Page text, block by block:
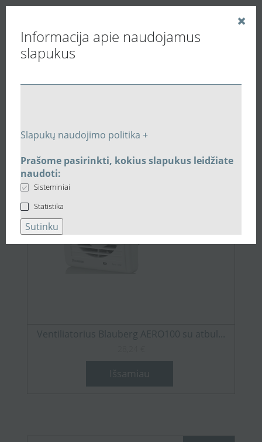
Informacija apie naudojamus
slapukus
Slapukų naudojimo politika +
Prašome pasirinkti, kokius slapukus leidžiate
naudoti:
Sisteminiai
Statistika
Sutinku
Vedinu.LT
28,24 €
Ventiliatorius Blauberg AERO100 su atbul...
Išsamiau